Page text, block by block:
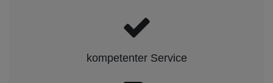
kompetenter Service